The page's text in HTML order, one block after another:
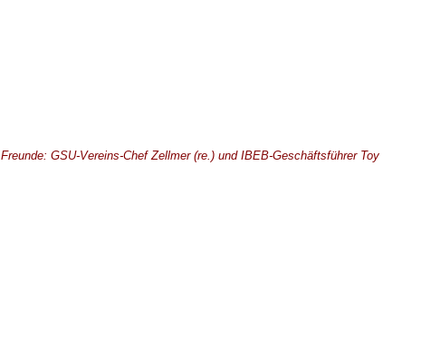
Freunde: GSU-Vereins-Chef Zellmer (re.) und IBEB-Geschäftsführer Toy